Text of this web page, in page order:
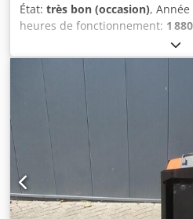
État: très bon (occasion),
heures de fonctionnement: 1
, type
longueur des fourches:2 000
, hauteur totale:
945 kg Capacité de charge : 2 500
DE BATTERIE 24 V, 4 PzB, 400
chargeur haute fréquence 220
et écartement de 190 mm,
LPE250. Dedpfozrqbgex Ahiekr